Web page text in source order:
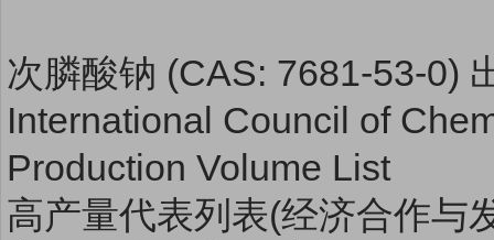
次膦酸钠 (CAS: 7681-53-0)
International Council of
Production Volume List
高产量代表列表(经济合作与